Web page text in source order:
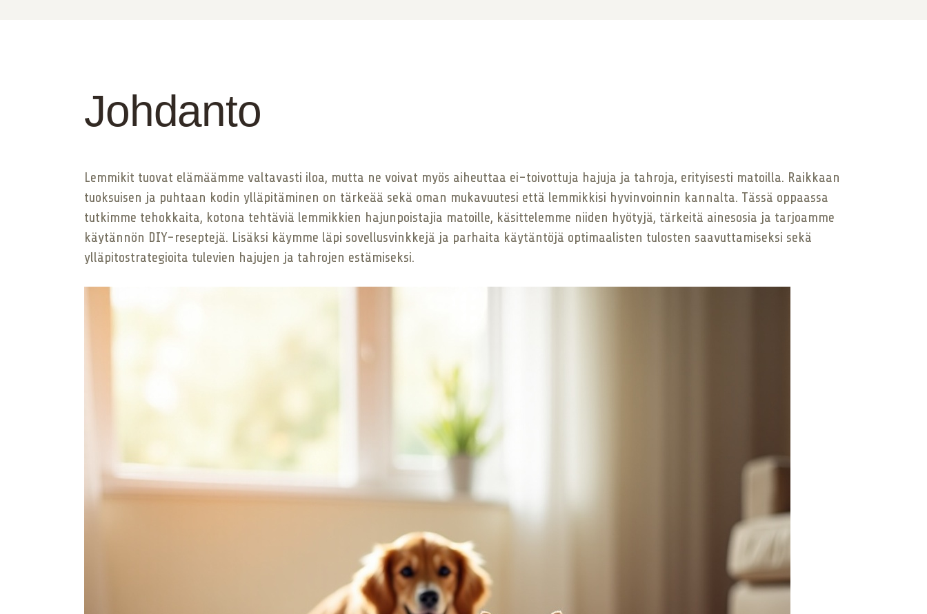
Johdanto
Lemmikit tuovat elämäämme valtavasti iloa, mutta ne voivat myös aiheuttaa ei-toivottuja hajuja ja tahroja, erityisesti matoilla. Raikkaan
tuoksuisen ja puhtaan kodin ylläpitäminen on tärkeää sekä oman mukavuutesi että lemmikkisi hyvinvoinnin kannalta. Tässä oppaassa
tutkimme tehokkaita, kotona tehtäviä lemmikkien hajunpoistajia matoille, käsittelemme niiden hyötyjä, tärkeitä ainesosia ja tarjoamme
käytännön DIY-reseptejä. Lisäksi käymme läpi sovellusvinkkejä ja parhaita käytäntöjä optimaalisten tulosten saavuttamiseksi sekä
ylläpitostrategioita tulevien hajujen ja tahrojen estämiseksi.